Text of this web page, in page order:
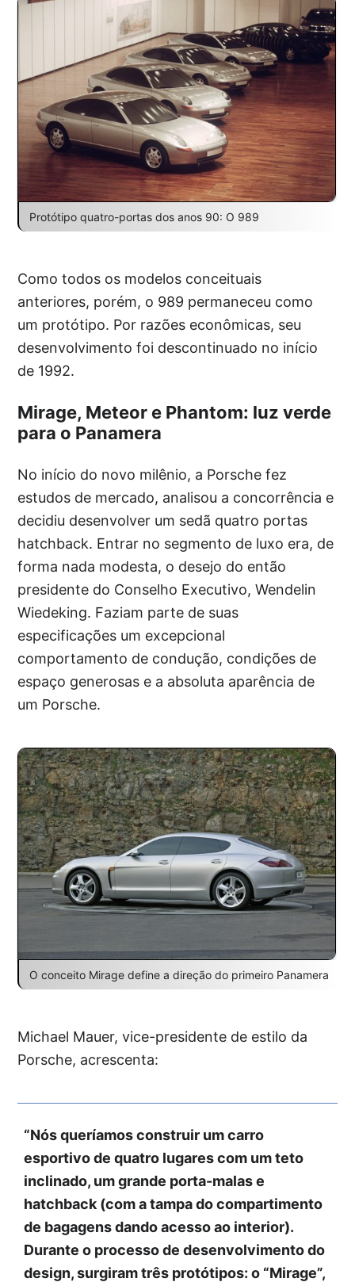
Protótipo quatro-portas dos anos 90: O 989
Como todos os modelos conceituais
anteriores, porém, o 989 permaneceu como
um protótipo. Por razões econômicas, seu
desenvolvimento foi descontinuado no início
de 1992.
Mirage, Meteor e Phantom: luz verde
para o Panamera
No início do novo milênio, a Porsche fez
estudos de mercado, analisou a concorrência e
decidiu desenvolver um sedã quatro portas
hatchback. Entrar no segmento de luxo era, de
forma nada modesta, o desejo do então
presidente do Conselho Executivo, Wendelin
Wiedeking. Faziam parte de suas
especificações um excepcional
comportamento de condução, condições de
espaço generosas e a absoluta aparência de
um Porsche.
O conceito Mirage define a direção do primeiro Panamera
Michael Mauer, vice-presidente de estilo da
Porsche, acrescenta:
“Nós queríamos construir um carro
esportivo de quatro lugares com um teto
inclinado, um grande porta-malas e
hatchback (com a tampa do compartimento
de bagagens dando acesso ao interior).
Durante o processo de desenvolvimento do
design, surgiram três protótipos: o “Mirage”,